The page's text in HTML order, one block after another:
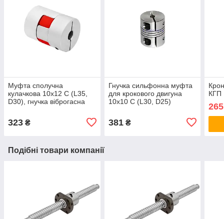
Муфта сполучна
кулачкова 10х12 C (L35,
D30), гнучка віброгасна
323 ₴
Гнучка сильфонна муфта
для крокового двигуна
10х10 С (L30, D25)
381₴
КГП
265
Подібні товари компанії